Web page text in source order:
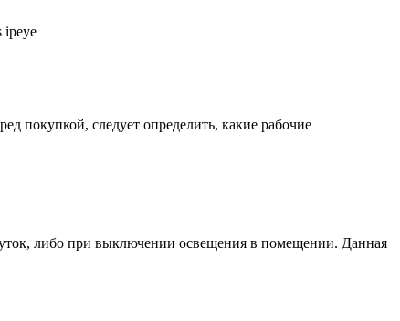
покупкой, следует определить, какие рабочие
либо при выключении освещения в помещении. Данная